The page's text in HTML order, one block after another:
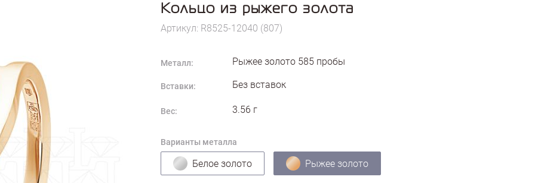
Кольцо из рыжего золота
Артикул: R8525-12040 (807)
Металл: Рыжее золото 585 пробы
Вставки: Без вставок
Вес: 3.56 г
Варианты металла
Белое золото Рыжее золото